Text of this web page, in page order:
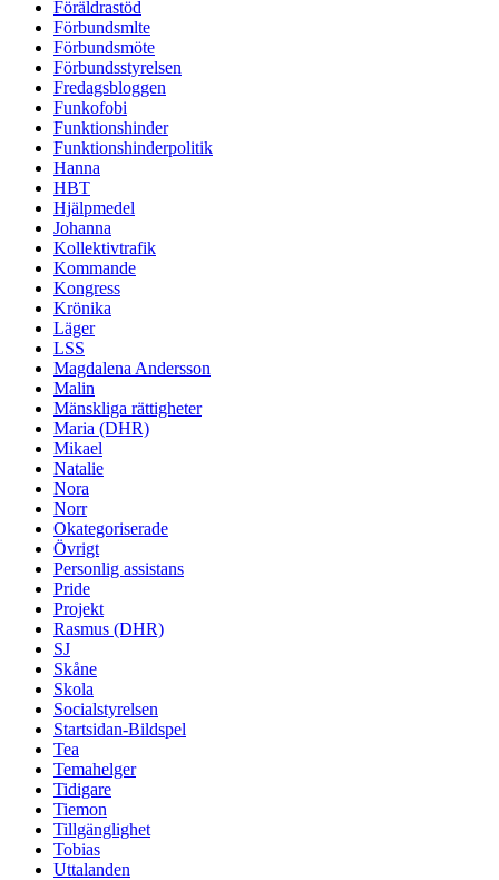
Föräldrastöd
Förbundsmlte
Förbundsmöte
Förbundsstyrelsen
Fredagsbloggen
Funkofobi
Funktionshinder
Funktionshinderpolitik
Hanna
HBT
Hjälpmedel
Johanna
Kollektivtrafik
Kommande
Kongress
Krönika
Läger
LSS
Magdalena Andersson
Malin
Mänskliga rättigheter
Maria (DHR)
Mikael
Natalie
Nora
Norr
Okategoriserade
Övrigt
Personlig assistans
Pride
Projekt
Rasmus (DHR)
SJ
Skåne
Skola
Socialstyrelsen
Startsidan-Bildspel
Tea
Temahelger
Tidigare
Tiemon
Tillgänglighet
Tobias
Uttalanden